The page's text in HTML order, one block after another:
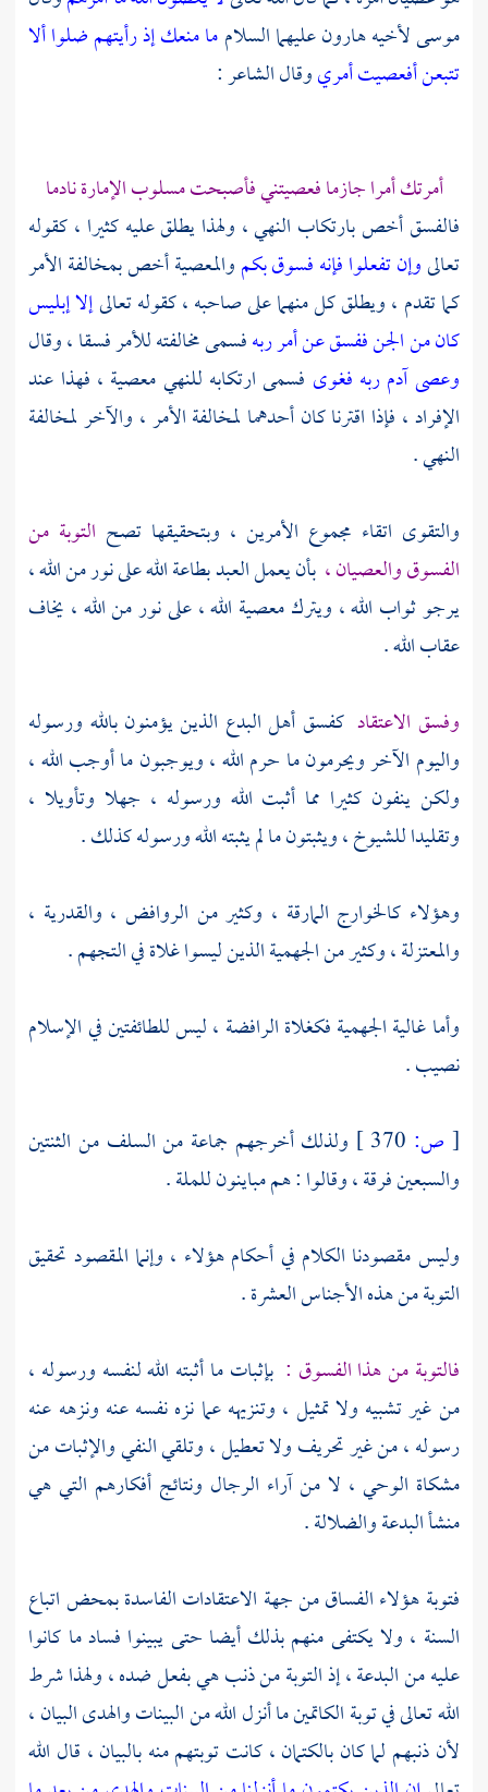
موسىلأخيههارونعليهما السلامما منعك إذ رأيتهم ضلوا ألا
تتبعن أفعصيت أمريوقال الشاعر :
أمرتك أمرا جازما فعصيتني فأصبحت مسلوب الإمارة نادما
فالفسق أخص بارتكاب النهي ، ولهذا يطلق عليه كثيرا ، كقوله
تعالىوإن تفعلوا فإنه فسوق بكموالمعصية أخص بمخالفة الأمر
كما تقدم ، ويطلق كل منهما على صاحبه ، كقوله تعالىإلا إبليس
كان من الجن ففسق عن أمر ربهفسمى مخالفته للأمر فسقا ، وقال
وعصى آدم ربه فغوى فسمى ارتكابه للنهي معصية ، فهذا عند
الإفراد ، فإذا اقترنا كان أحدهما لمخالفة الأمر ، والآخر لمخالفة
النهي .
والتقوى اتقاء مجموع الأمرين ، وبتحقيقها تصح التوبة من
الفسوق والعصيان ، بأن يعمل العبد بطاعة الله على نور من الله ،
يرجو ثواب الله ، ويترك معصية الله ، على نور من الله ، يخاف
عقاب الله .
وفسق الاعتقاد كفسق أهل البدع الذين يؤمنون بالله ورسوله
واليوم الآخر ويحرمون ما حرم الله ، ويوجبون ما أوجب الله ،
ولكن ينفون كثيرا مما أثبت الله ورسوله ، جهلا وتأويلا ،
وتقليدا للشيوخ ، ويثبتون ما لم يثبته الله ورسوله كذلك .
وهؤلاء كالخوارج المارقة ، وكثير من الروافض ، والقدرية ،
والمعتزلة ،وكثير منالجهميةالذين ليسوا غلاة في التجهم .
وأما غاليةالجهميةفكغلاةالرافضة ،ليس للطائفتين في الإسلام
نصيب .
[ ص:
ولذلك أخرجهم جماعة من السلف من الثنتين
والسبعين فرقة ، وقالوا : هم مباينون للملة .
وليس مقصودنا الكلام في أحكام هؤلاء ، وإنما المقصود تحقيق
التوبة من هذه الأجناس العشرة .
فالتوبة من هذا الفسوق : بإثبات ما أثبته الله لنفسه ورسوله ،
من غير تشبيه ولا تمثيل ، وتنزيهه عما نزه نفسه عنه ونزهه عنه
رسوله ، من غير تحريف ولا تعطيل ، وتلقي النفي والإثبات من
مشكاة الوحي ، لا من آراء الرجال ونتائج أفكارهم التي هي
منشأ البدعة والضلالة .
فتوبة هؤلاء الفساق من جهة الاعتقادات الفاسدة بمحض اتباع
السنة ، ولا يكتفى منهم بذلك أيضا حتى يبينوا فساد ما كانوا
عليه من البدعة ، إذ التوبة من ذنب هي بفعل ضده ، ولهذا شرط
الله تعالى في توبة الكاتمين ما أنزل الله من البينات والهدى البيان ،
لأن ذنبهم لما كان بالكتمان ، كانت توبتهم منه بالبيان ، قال الله